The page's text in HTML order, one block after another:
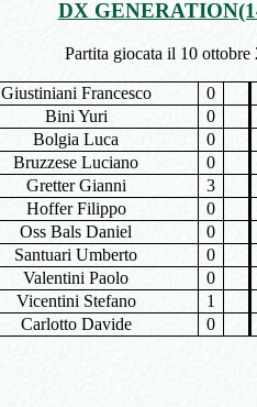
DX
Partita giocata il 10
Giustiniani Francesco
0
Bini Yuri
0
Bolgia Luca
0
Bruzzese Luciano
0
Gretter Gianni
3
Hoffer Filippo
0
Oss Bals Daniel
0
Santuari Umberto
0
Valentini Paolo
0
Vicentini Stefano
1
Carlotto Davide
0